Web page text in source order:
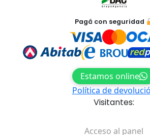
Pagá con seguridad
Estamos online
Política de
Visitantes:
Acceso al panel